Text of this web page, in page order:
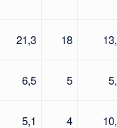
21,3 18
6,5 5
5,1 4